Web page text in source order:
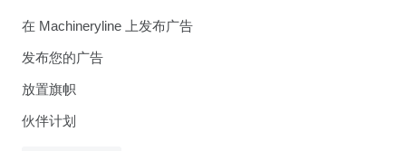
在 Machineryline 上发布广告
发布您的广告
放置旗帜
伙伴计划